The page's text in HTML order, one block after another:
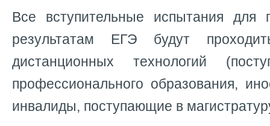
Все вступительные испытания для
результатам ЕГЭ будут
дистанционных технологий
профессионального образования,
инвалиды, поступающие в